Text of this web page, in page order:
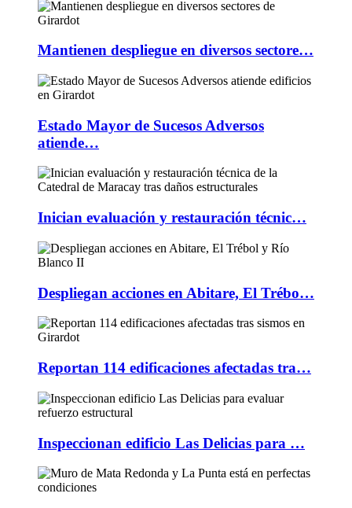
Mantienen despliegue en diversos sectore…
Estado Mayor de Sucesos Adversos
atiende…
Inician evaluación y restauración técnic…
Despliegan acciones en Abitare, El Trébo…
Reportan 114 edificaciones afectadas tra…
Inspeccionan edificio Las Delicias para …